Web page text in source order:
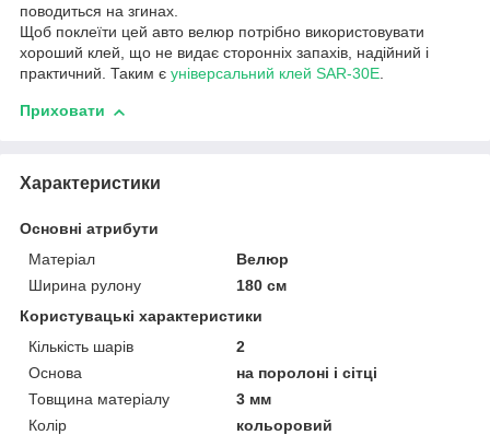
поводиться на згинах.
Щоб поклеїти цей авто велюр потрібно використовувати
хороший клей, що не видає сторонніх запахів, надійний і
практичний. Таким є універсальний клей SAR-30E.
Приховати
Характеристики
Основні атрибути
Матеріал
Велюр
Ширина рулону
180 см
Користувацькі характеристики
Кількість шарів
2
Основа
на поролоні і сітці
Товщина матеріалу
3 мм
Колір
кольоровий